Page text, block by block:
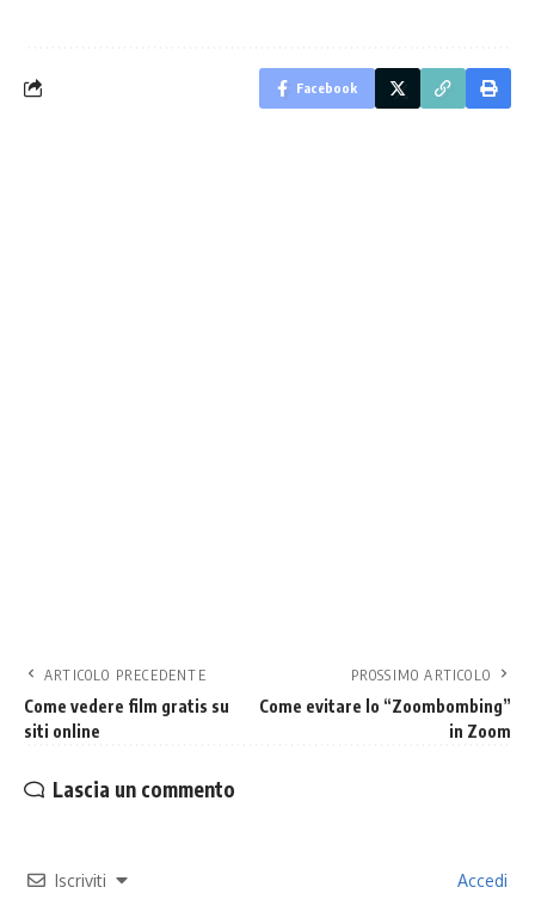
Facebook
ARTICOLO PRECEDENTE
Come vedere film gratis su
siti online
PROSSIMO ARTICOLO
Come evitare lo “Zoombombing”
in Zoom
Lascia un commento
Iscriviti Accedi